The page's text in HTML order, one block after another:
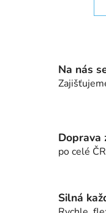
Na nás
Doprava
po celé ČR
Silná